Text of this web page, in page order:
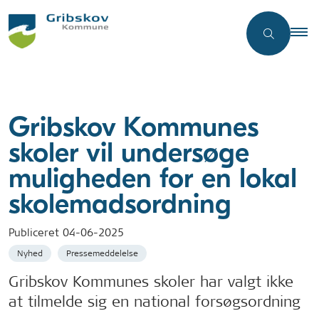
Gribskov Kommunes
skoler vil undersøge
muligheden for en lokal
skolemadsordning
Publiceret 04-06-2025
Nyhed Pressemeddelelse
Gribskov Kommunes skoler har valgt ikke
at tilmelde sig en national forsøgsordning